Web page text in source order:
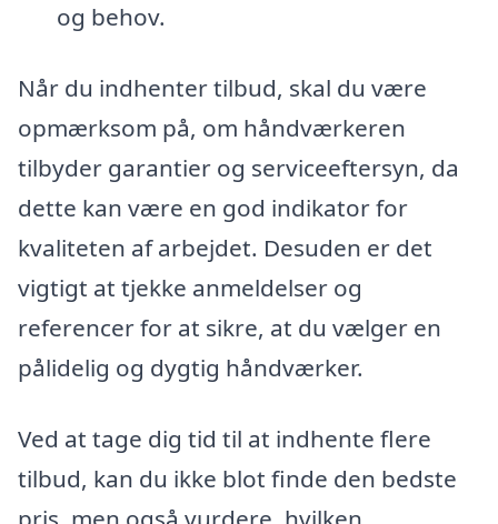
og behov.
Når du indhenter tilbud, skal du være
opmærksom på, om håndværkeren
tilbyder garantier og serviceeftersyn, da
dette kan være en god indikator for
kvaliteten af arbejdet. Desuden er det
vigtigt at tjekke anmeldelser og
referencer for at sikre, at du vælger en
pålidelig og dygtig håndværker.
Ved at tage dig tid til at indhente flere
tilbud, kan du ikke blot finde den bedste